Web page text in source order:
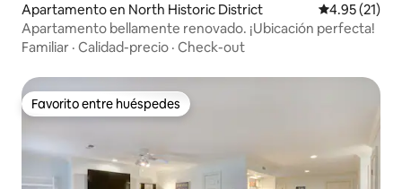
Apartamento en North Historic District Calificación
4.95 (21)
Apartamento bellamente renovado. ¡Ubicación perfecta!
Familiar · Calidad-precio · Check-out
Favorito entre huéspedes
Favorito entre huéspedes